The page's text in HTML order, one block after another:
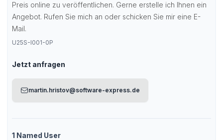
Preis online zu veröffentlichen. Gerne erstelle ich Ihnen ein
Angebot. Rufen Sie mich an oder schicken Sie mir eine E-
Mail.
U25S-I001-0P
Jetzt anfragen
martin.hristov@software-express.de
1 Named User